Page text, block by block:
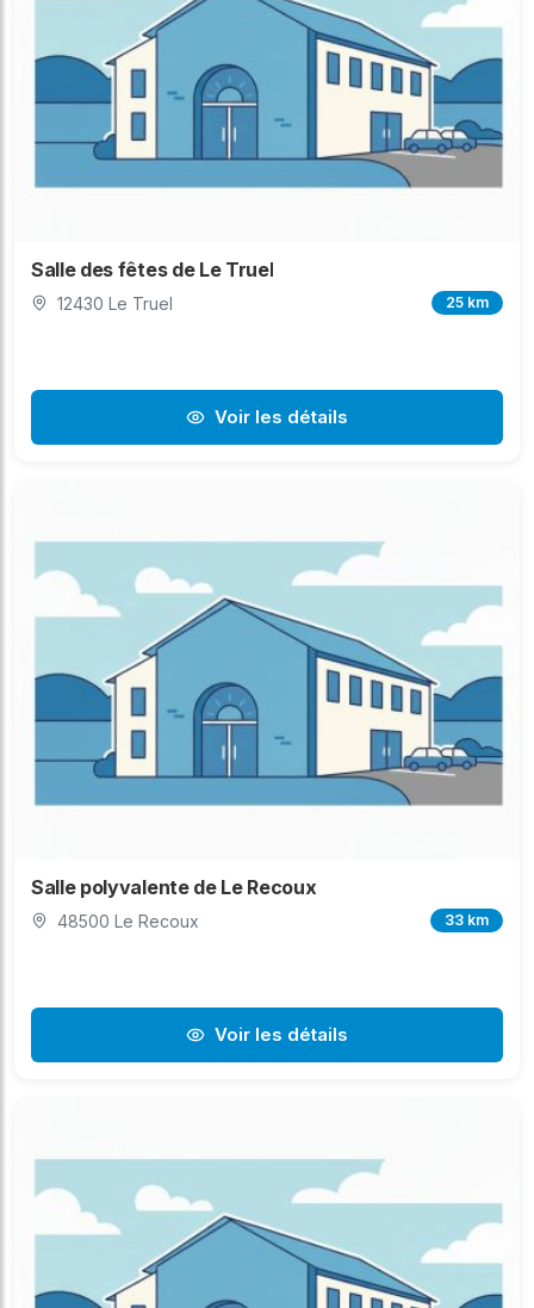
Salle des fêtes de Le Truel
12430 Le Truel 25 km
Voir les détails
Salle polyvalente de Le Recoux
48500 Le Recoux 33 km
Voir les détails